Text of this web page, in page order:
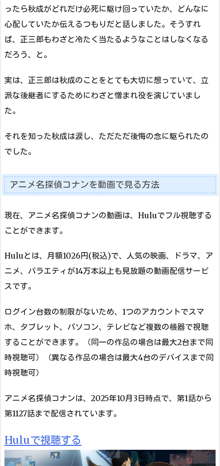
ったら秋成がどれだけ必死に駆け回っていたか、どんなに
心配していたか伝えるつもりだと話しました。そうすれ
ば、正三郎もわざと冷たく当たるようなことはしなくなる
だろう、と。
実は、正三郎は秋成のことをとても大切に想っていて、立
派な後継者にするためにわざと憎まれ役を演じていまし
た。
それを知った秋成は涙し、ただただ後悔の念に駆られたの
でした。
アニメ名探偵コナンを動画で見る方法
現在、アニメ名探偵コナンの動画は、Huluでフル視聴する
ことができます。
Huluとは、月額1026円(税込)で、人気の映画、ドラマ、ア
ニメ、バラエティが14万本以上も見放題の動画配信サービ
スです。
ログイン台数の制限がないため、1つのアカウントでスマ
ホ、タブレット、パソコン、テレビなど複数の機器で視聴
することができます。（同一の作品の場合は最大2台まで同
時視聴可）（異なる作品の場合は最大4台のデバイスまで同
時視聴可）
アニメ名探偵コナンは、2025年10月3日時点で、第1話から
第1127話まで配信されています。
Huluで視聴する